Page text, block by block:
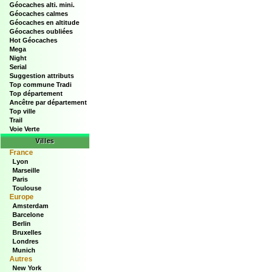
Géocaches alti. mini.
Géocaches calmes
Géocaches en altitude
Géocaches oubliées
Hot Géocaches
Mega
Night
Serial
Suggestion attributs
Top commune Tradi
Top département
Ancêtre par département
Top ville
Trail
Voie Verte
Villes
France
Lyon
Marseille
Paris
Toulouse
Europe
Amsterdam
Barcelone
Berlin
Bruxelles
Londres
Munich
Autres
New York